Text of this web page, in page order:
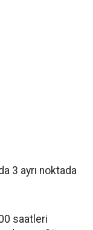
3 ayrı noktada
saatleri